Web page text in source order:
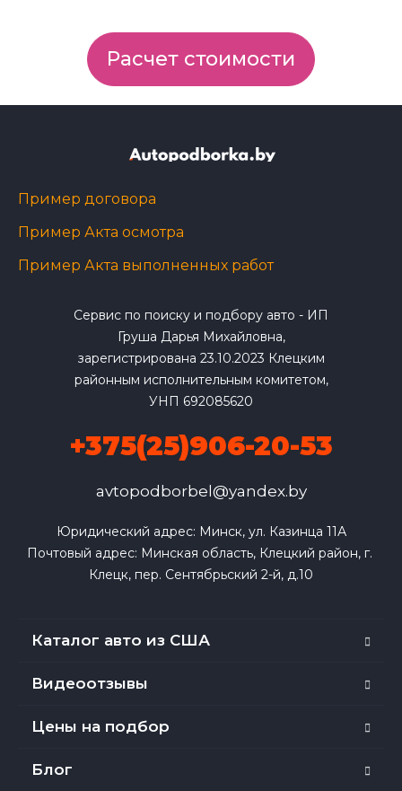
Расчет стоимости
Пример договора
Пример Акта осмотра
Пример Акта выполненных работ
Сервис по поиску и подбору авто - ИП
Груша Дарья Михайловна,
зарегистрирована 23.10.2023 Клецким
районным исполнительным комитетом,
УНП 692085620
+375(25)906-20-53
avtopodborbel@yandex.by
Юридический адрес: Минск, ул. Казинца 11А
Почтовый адрес: Минская область, Клецкий район, г.
Клецк, пер. Сентябрьский 2-й, д.10
Каталог авто из США
Видеоотзывы
Цены на подбор
Блог